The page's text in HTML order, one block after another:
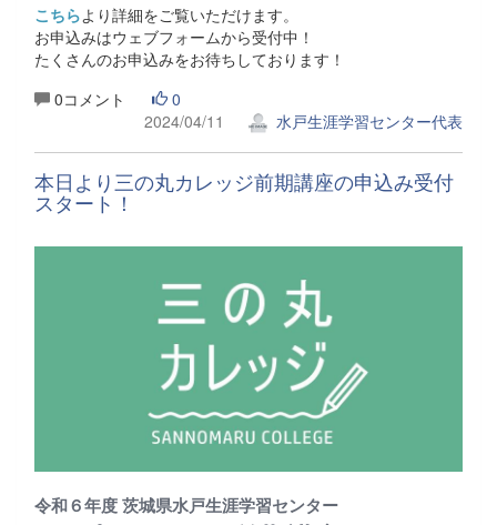
こちらより詳細をご覧いただけます。
お申込みはウェブフォームから受付中！
たくさんのお申込みをお待ちしております！
0コメント
0
2024/04/11
水戸生涯学習センター代表
本日より三の丸カレッジ前期講座の申込み受付
スタート！
令和６年度 茨城県水戸生涯学習センター